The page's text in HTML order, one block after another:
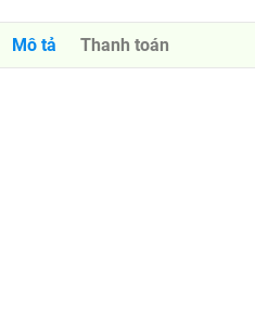
Mô tả Thanh toán